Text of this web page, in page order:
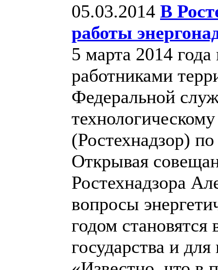
05.03.2014 В
работы
5 марта 2014
работниками
Федеральной
(Ростехнадзор)
Открывая
Ростехнадзора
вопросы
годом
государства и